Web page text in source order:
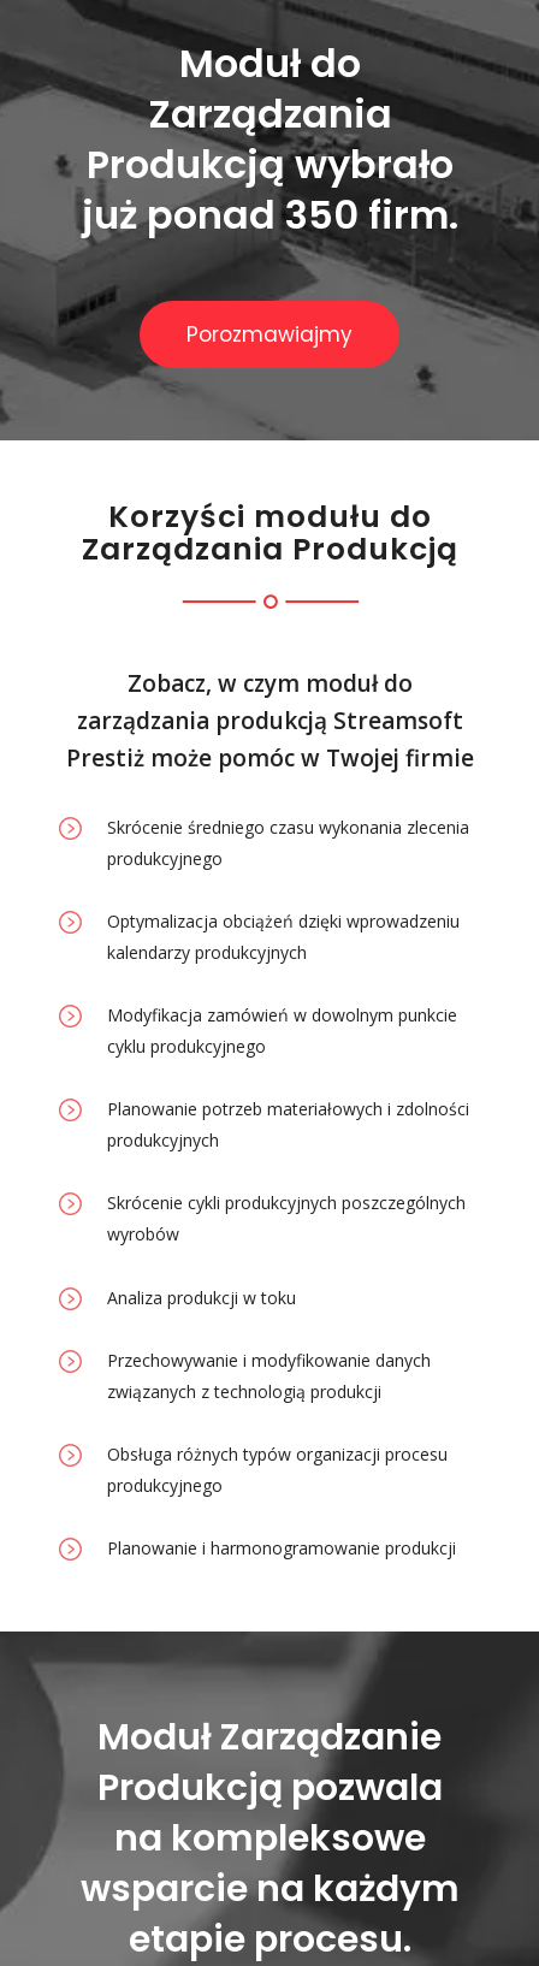
Moduł do
Zarządzania
Produkcją wybrało
już ponad 350 firm.
Porozmawiajmy
Korzyści modułu do
Zarządzania Produkcją
Zobacz, w czym moduł do
zarządzania produkcją Streamsoft
Prestiż może pomóc w Twojej firmie
Skrócenie średniego czasu wykonania zlecenia
produkcyjnego
Optymalizacja obciążeń dzięki wprowadzeniu
kalendarzy produkcyjnych
Modyfikacja zamówień w dowolnym punkcie
cyklu produkcyjnego
Planowanie potrzeb materiałowych i zdolności
produkcyjnych
Skrócenie cykli produkcyjnych poszczególnych
wyrobów
Analiza produkcji w toku
Przechowywanie i modyfikowanie danych
związanych z technologią produkcji
Obsługa różnych typów organizacji procesu
produkcyjnego
Planowanie i harmonogramowanie produkcji
Moduł Zarządzanie
Produkcją pozwala
na kompleksowe
wsparcie na każdym
etapie procesu.